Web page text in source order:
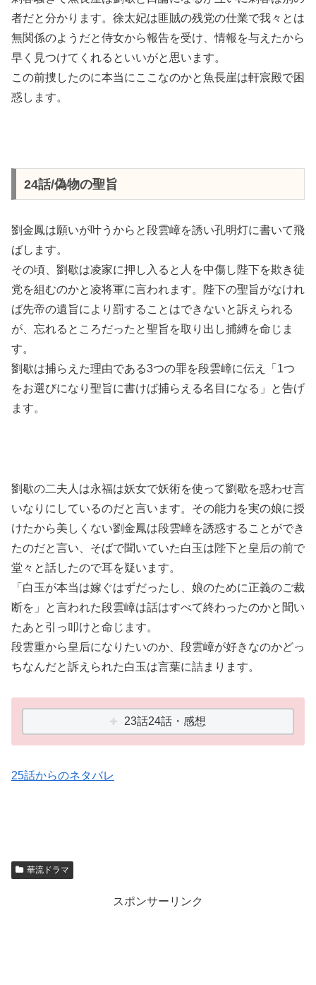
者だと分かります。徐太妃は匪賊の残党の仕業で我々とは
無関係のようだと侍女から報告を受け、情報を与えたから
早く見つけてくれるといいがと思います。
この前捜したのに本当にここなのかと魚長崖は軒宸殿で困
惑します。
24話/偽物の聖旨
劉金鳳は願いが叶うからと段雲嶂を誘い孔明灯に書いて飛
ばします。
その頃、劉歇は凌家に押し入ると人を中傷し陛下を欺き徒
党を組むのかと凌将軍に言われます。陛下の聖旨がなけれ
ば先帝の遺旨により罰することはできないと訴えられる
が、忘れるところだったと聖旨を取り出し捕縛を命じま
す。
劉歇は捕らえた理由である3つの罪を段雲嶂に伝え「1つ
をお選びになり聖旨に書けば捕らえる名目になる」と告げ
ます。
劉歇の二夫人は永福は妖女で妖術を使って劉歇を惑わせ言
いなりにしているのだと言います。その能力を実の娘に授
けたから美しくない劉金鳳は段雲嶂を誘惑することができ
たのだと言い、そばで聞いていた白玉は陛下と皇后の前で
堂々と話したので耳を疑います。
「白玉が本当は嫁ぐはずだったし、娘のために正義のご裁
断を」と言われた段雲嶂は話はすべて終わったのかと聞い
たあと引っ叩けと命じます。
段雲重から皇后になりたいのか、段雲嶂が好きなのかどっ
ちなんだと訴えられた白玉は言葉に詰まります。
23話24話・感想
25話からのネタバレ
華流ドラマ
スポンサーリンク